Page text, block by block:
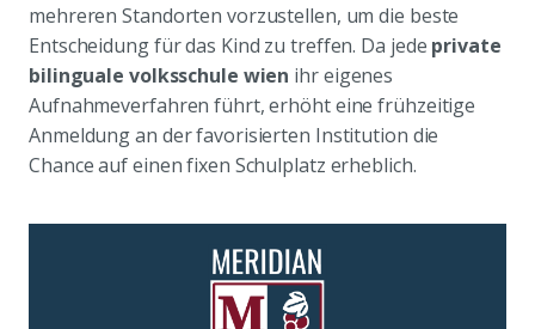
mehreren Standorten vorzustellen, um die beste
Entscheidung für das Kind zu treffen. Da jede private
bilinguale volksschule wien ihr eigenes
Aufnahmeverfahren führt, erhöht eine frühzeitige
Anmeldung an der favorisierten Institution die
Chance auf einen fixen Schulplatz erheblich.